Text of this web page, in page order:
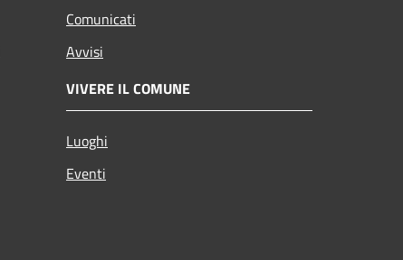
Comunicati
Avvisi
VIVERE IL COMUNE
Luoghi
Eventi